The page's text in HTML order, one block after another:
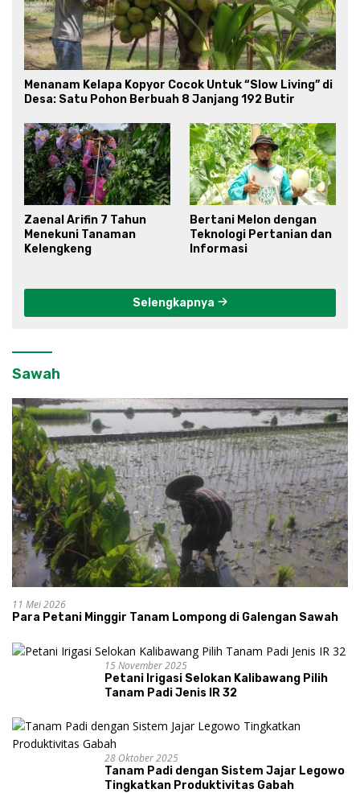
Menanam Kelapa Kopyor Cocok Untuk “Slow Living” di
Desa: Satu Pohon Berbuah 8 Janjang 192 Butir
Zaenal Arifin 7 Tahun
Menekuni Tanaman
Kelengkeng
Bertani Melon dengan
Teknologi Pertanian dan
Informasi
Selengkapnya
Sawah
11 Mei 2026
Para Petani Minggir Tanam Lompong di Galengan Sawah
15 November 2025
Petani Irigasi Selokan Kalibawang Pilih
Tanam Padi Jenis IR 32
28 Oktober 2025
Tanam Padi dengan Sistem Jajar Legowo
Tingkatkan Produktivitas Gabah